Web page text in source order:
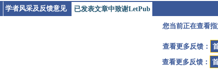
学者风采及反馈意见 已发表文章中致谢LetPub
您当前正在查看
查看更多反馈：
查看更多反馈：